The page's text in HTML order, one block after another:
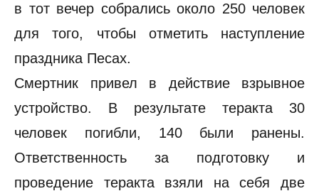
в тот вечер собрались около 250 человек
для того, чтобы отметить наступление
праздника Песах.
Смертник привел в действие взрывное
устройство. В результате теракта 30
человек погибли, 140 были ранены.
Ответственность за подготовку и
проведение теракта взяли на себя две